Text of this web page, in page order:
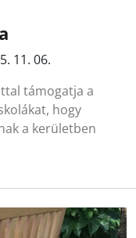
11. 06.
támogatja a
hogy
a kerületben